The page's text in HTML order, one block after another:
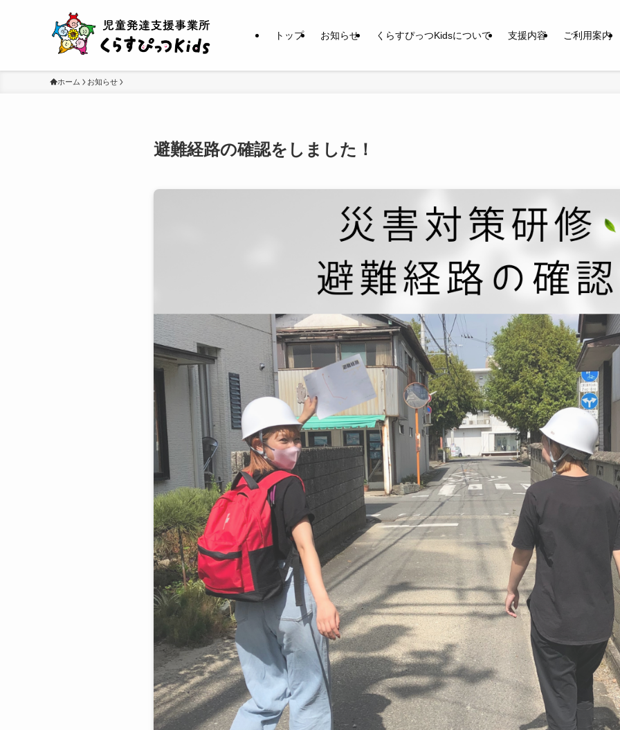
トップ お知らせ くらすぴっつKidsについて 支援内容 ご利用案内
ホーム お知らせ
避難経路の確認をしました！